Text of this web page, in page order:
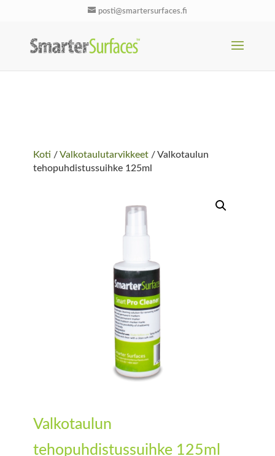
posti@smartersurfaces.fi
Koti /Valkotaulutarvikkeet/ Valkotaulun
tehopuhdistussuihke 125ml
Valkotaulun
tehopuhdistussuihke 125ml